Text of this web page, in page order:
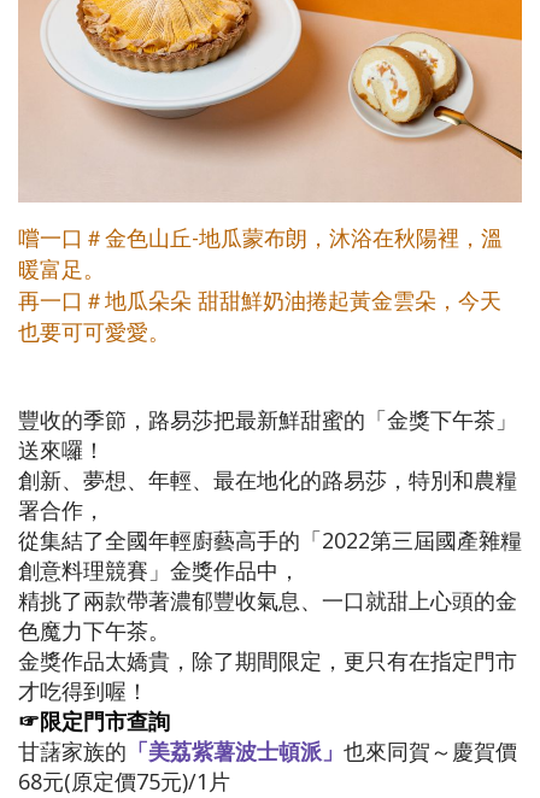
嚐一口＃金色山丘-地瓜蒙布朗，沐浴在秋陽裡，溫
暖富足。
再一口＃地瓜朵朵 甜甜鮮奶油捲起黃金雲朵，今天
也要可可愛愛。
豐收的季節，路易莎把最新鮮甜蜜的「金獎下午茶」
送來囉！
創新、夢想、年輕、最在地化的路易莎，特別和農糧
署合作，
從集結了全國年輕廚藝高手的「2022第三屆國產雜糧
創意料理競賽」金獎作品中，
精挑了兩款帶著濃郁豐收氣息、一口就甜上心頭的金
色魔力下午茶。
金獎作品太嬌貴，除了期間限定，更只有在指定門市
才吃得到喔！
☞限定門市查詢
甘藷家族的 「美荔紫薯波士頓派」 也來同賀～慶賀價
68元(原定價75元)/1片